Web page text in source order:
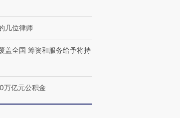
几位律师
盖全国 筹资和服务给予将持
万亿元公积金